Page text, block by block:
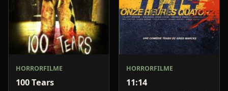
HORRORFILME
100 Tears
HORRORFILME
11:14